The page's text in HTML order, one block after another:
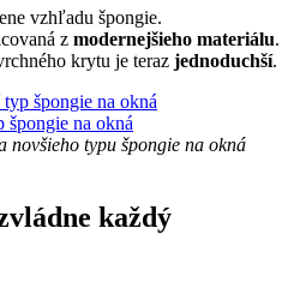
vzhľadu špongie.
z modernejšieho materiálu.
krytu je teraz jednoduchší.
novšieho typu špongie na okná
každý